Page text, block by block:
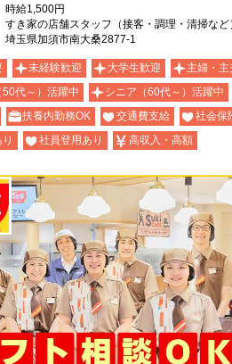
時給1,500円
すき家の店舗スタッフ（接客・調理・清掃など
埼玉県加須市南大桑2877-1
未経験歓迎 大学生歓迎 主婦・主
50代～）活躍中
シニア（60代～）活躍中
扶養内勤務OK 交通費支給 社会保
社員登用あり 高収入・高額